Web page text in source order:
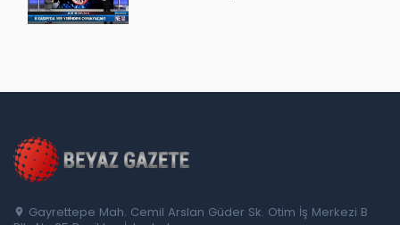
Gayrettepe Mah. Cemil Arslan Güder Sk. Otim İş Merkezi B